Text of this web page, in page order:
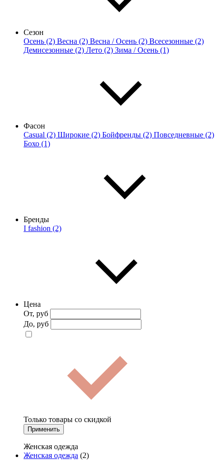
Сезон
Осень (2) Весна (2) Весна / Осень (2) Всесезонные (2)
Демисезонные (2) Лето (2) Зима / Осень (1)
Фасон
Casual (2) Широкие (2) Бойфренды (2) Повседневные (2)
Бохо (1)
Бренды
I fashion (2)
Цена
От, руб
До, руб
Только товары со скидкой
Применить
Женская одежда
Женская одежда (2)